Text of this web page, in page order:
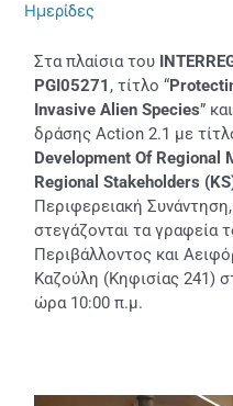
Ημερίδες
Στα πλαίσια του
PGI05271 , τίτλο “
InvasiveAlienSpecies”
δράσης Αction 2.1 με
DevelopmentOf Regional
RegionalStakeholders (
Περιφερειακή
στεγάζονται τα γραφεία
Περιβάλλοντος και
Καζούλη (Κηφισίας 241)
ώρα 10:00 π.μ.